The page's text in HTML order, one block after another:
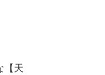
【天